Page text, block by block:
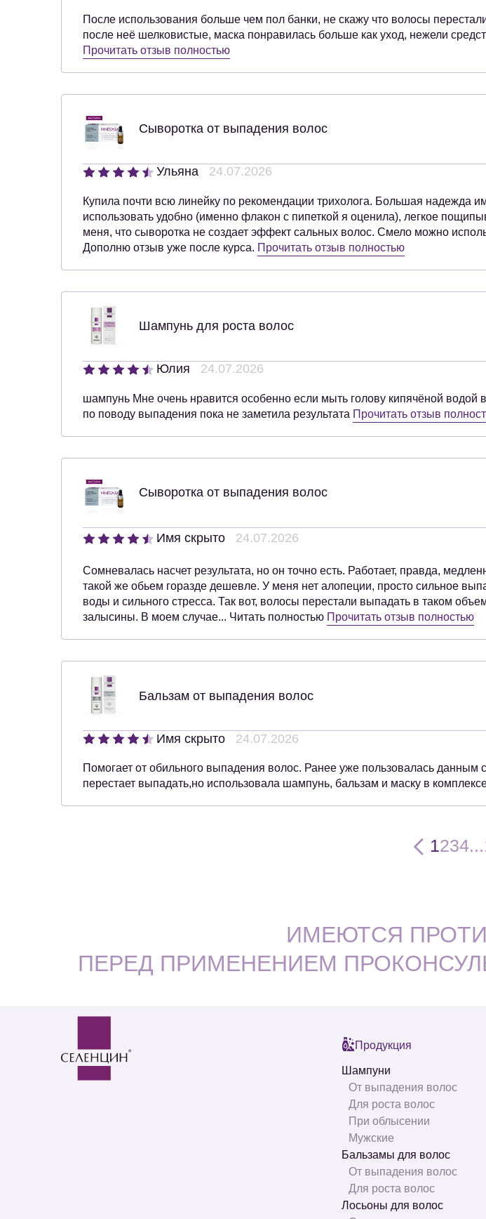
После использования больше чем пол банки, не скажу что волосы
после неё шелковистые, маска понравилась больше как уход, нежели
Прочитать отзыв полностью
Сыворотка от выпадения волос
Ульяна 24.07.2026
Купила почти всю линейку по рекомендации трихолога. Большая надежда
использовать удобно (именно флакон с пипеткой я оценила), легкое
меня, что сыворотка не создает эффект сальных волос. Смело можно
Дополню отзыв уже после курса. Прочитать отзыв полностью
Шампунь для роста волос
Юлия 24.07.2026
шампунь Мне очень нравится особенно если мыть голову кипячёной
по поводу выпадения пока не заметила результата Прочитать отзыв
Сыворотка от выпадения волос
Имя скрыто 24.07.2026
Сомневалась насчет результата, но он точно есть. Работает, правда,
такой же обьем горазде дешевле. У меня нет алопеции, просто сильное
воды и сильного стресса. Так вот, волосы перестали выпадать в таком
залысины. В моем случае... Читать полностью Прочитать отзыв полностью
Бальзам от выпадения волос
Имя скрыто 24.07.2026
Помогает от обильного выпадения волос. Ранее уже пользовалась данным
перестает выпадать,но использовала шампунь, бальзам и маску в
1234...
ИМЕЮТСЯ
ПЕРЕД ПРИМЕНЕНИЕМ
Продукция
Шампуни
От выпадения волос
Для роста волос
При облысении
Мужские
Бальзамы для волос
От выпадения волос
Для роста волос
Лосьоны для волос